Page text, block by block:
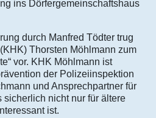
ins Dörfergemeinschaftshaus
durch Manfred Tödter trug
Thorsten Möhlmann zum
vor. KHK Möhlmann ist
der Polizeiinspektion
und Ansprechpartner für
nicht nur für ältere
ist.